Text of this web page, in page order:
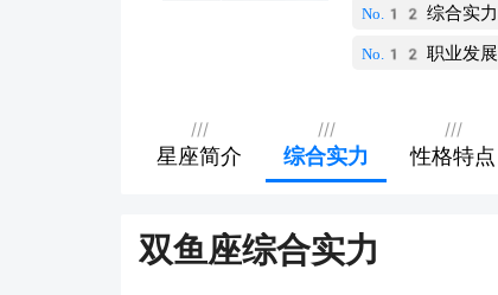
No.12 综合实力
No.12 职业发展
///
星座简介
///
综合实力
///
性格特点
双鱼座综合实力